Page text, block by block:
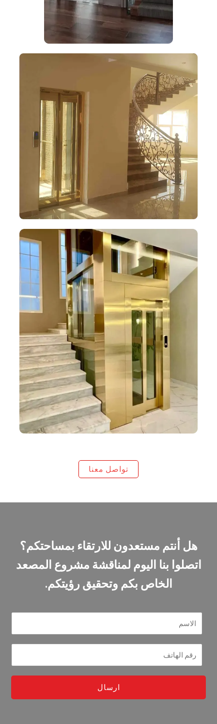
تواصل معنا
هل أنتم مستعدون للارتقاء بمساحتكم؟
اتصلوا بنا اليوم لمناقشة مشروع المصعد
الخاص بكم وتحقيق رؤيتكم.
ارسال